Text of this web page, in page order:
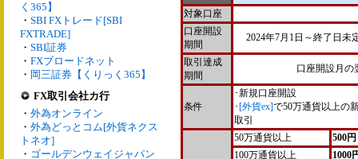
く365】
・ SBI FXトレード[SBI
FXTRADE]
・ SBI証券
・ FXブロードネット
・ 岡三証券【くりっく365】
FX取引会社カ行
・ 外為オンライン
・ 外為どっとコム[外貨ネクス
トネオ]
・ ゴールデンウェイジャパン
対象口座
口座開設
期間
2024年7月1日～終了日未
取引達成
期間
口座開設月の
条件
･新規口座開設
･ [外貨ex]で50万通貨以上の
取引
50万通貨以上
500円
100万通貨以上
1000